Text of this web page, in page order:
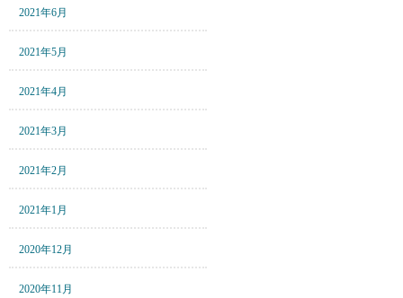
2021年6月
2021年5月
2021年4月
2021年3月
2021年2月
2021年1月
2020年12月
2020年11月